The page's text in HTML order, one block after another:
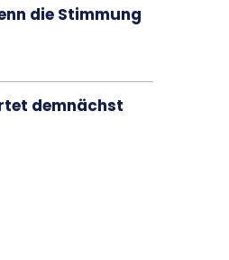
die Stimmung
demnächst